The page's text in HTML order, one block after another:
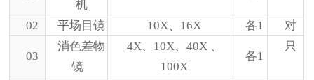
机
02 平场目镜 10X、16X 各1 对
03
消色差物
镜
4X、10X、40X 、
100X
各1
只